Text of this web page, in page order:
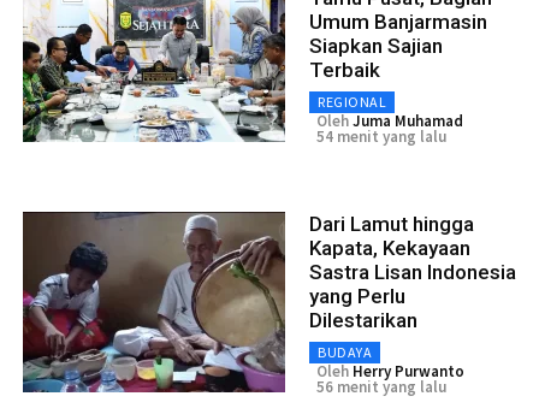
Umum Banjarmasin
Siapkan Sajian
Terbaik
REGIONAL
OlehJuma Muhamad
54 menit yang lalu
Dari Lamut hingga
Kapata, Kekayaan
Sastra Lisan Indonesia
yang Perlu
Dilestarikan
BUDAYA
Oleh Herry Purwanto
56 menit yang lalu